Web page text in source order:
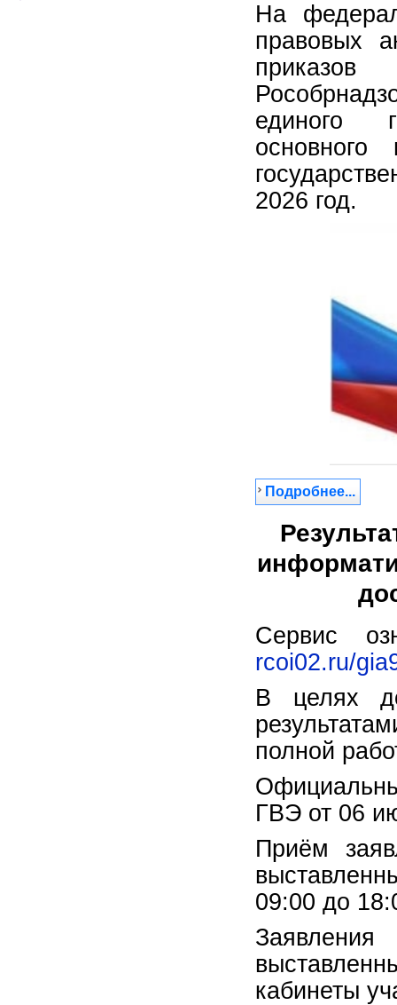
На
правовых
единого
основного
2026 год.
Подробнее...
Сервис
rcoi02.ru/
В целях
полной
ГВЭ от 06
Приём
09:00 до
кабинеты